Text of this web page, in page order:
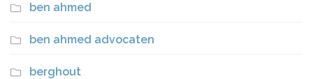
ben ahmed
ben ahmed advocaten
berghout